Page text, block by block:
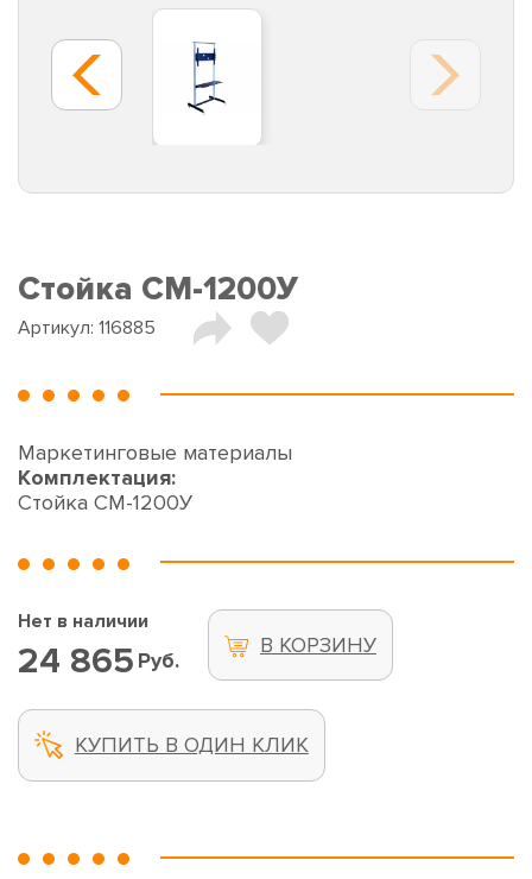
Стойка CM-1200У
Артикул: 116885
Маркетинговые материалы
Комплектация:
Стойка CM-1200У
Нет в наличии
24 865 Руб.
В КОРЗИНУ
КУПИТЬ В ОДИН КЛИК